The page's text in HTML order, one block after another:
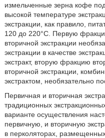
измельченные зерна кофе
высокой температуре
экстракции, как правило,
120 до 220°C. Первую
вторичной экстракции
экстракции в качестве
экстракт, вторую фракцию
вторичной экстракции,
экстрактом, необязательно
Первичная и вторичная
традиционных
варианте осуществления
первичную, и вторичную
в перколяторах,